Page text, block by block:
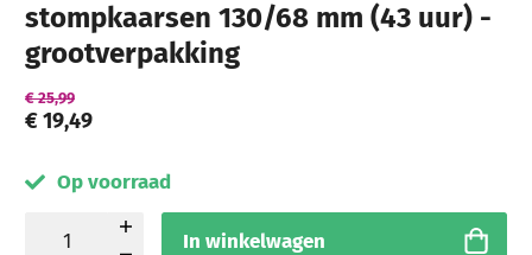
stompkaarsen 130/68 mm (43 uur) -
grootverpakking
€ 19,49
€ 25,99
Op voorraad
In winkelwagen